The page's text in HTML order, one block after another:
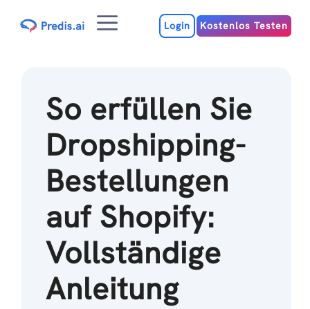
Inhalt
MenuLogin Kostenlos Testen
So erfüllen Sie
Dropshipping-
Bestellungen
auf Shopify:
Vollständige
Anleitung